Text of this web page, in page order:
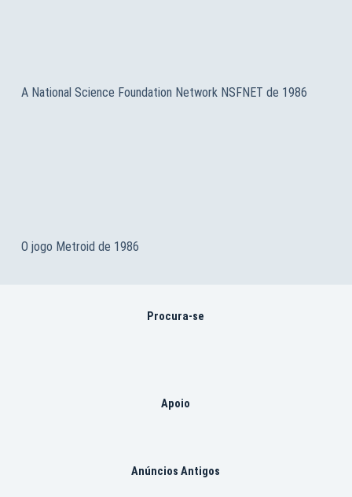
A National Science Foundation Network NSFNET de 1986
O jogo Metroid de 1986
Procura-se
Apoio
Anúncios Antigos